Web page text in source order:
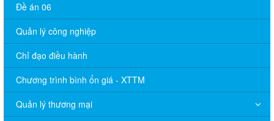
Đề án 06
Quản lý công nghiệp
Chỉ đạo điều hành
Chương trình bình ổn giá - XTTM
Quản lý thương mại